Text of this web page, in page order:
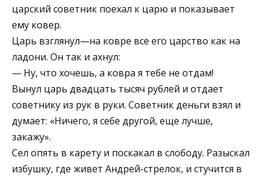
царский советник поехал к царю и показывает
ему ковер.
Царь взглянул—на ковре все его царство как на
ладони. Он так и ахнул:
— Ну, что хочешь, а ковра я тебе не отдам!
Вынул царь двадцать тысяч рублей и отдает
советнику из рук в руки. Советник деньги взял и
думает: «Ничего, я себе другой, еще лучше,
закажу».
Сел опять в карету и поскакал в слободу. Разыскал
избушку, где живет Андрей-стрелок, и стучится в